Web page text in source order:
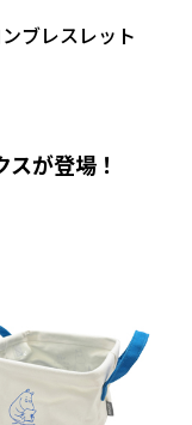
ブレスレット
が登場！